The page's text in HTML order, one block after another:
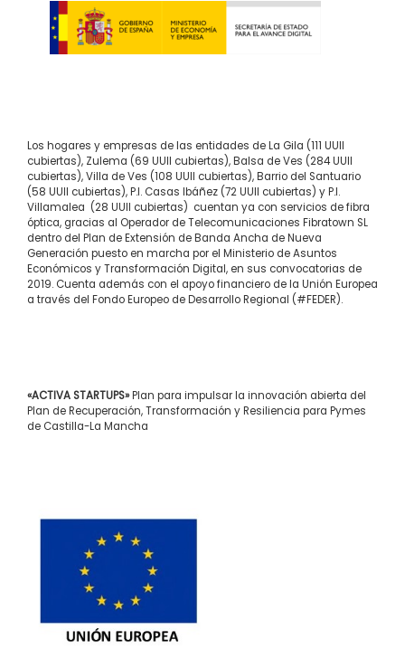
Los hogares y empresas de las entidades de La Gila (111 UUII
cubiertas), Zulema (69 UUII cubiertas), Balsa de Ves (284 UUII
cubiertas), Villa de Ves (108 UUII cubiertas), Barrio del Santuario
(58 UUII cubiertas), P.I. Casas Ibáñez (72 UUII cubiertas) y P.I.
Villamalea (28 UUII cubiertas) cuentan ya con servicios de fibra
óptica, gracias al Operador de Telecomunicaciones Fibratown SL
dentro del Plan de Extensión de Banda Ancha de Nueva
Generación puesto en marcha por el Ministerio de Asuntos
Económicos y Transformación Digital, en sus convocatorias de
2019. Cuenta además con el apoyo financiero de la Unión Europea
a través del Fondo Europeo de Desarrollo Regional (#FEDER).
«ACTIVA STARTUPS»Plan para impulsar la innovación abierta del
Plan de Recuperación, Transformación y Resiliencia para Pymes
de Castilla-La Mancha